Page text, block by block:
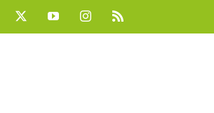
Facebook YouTubeInstagram